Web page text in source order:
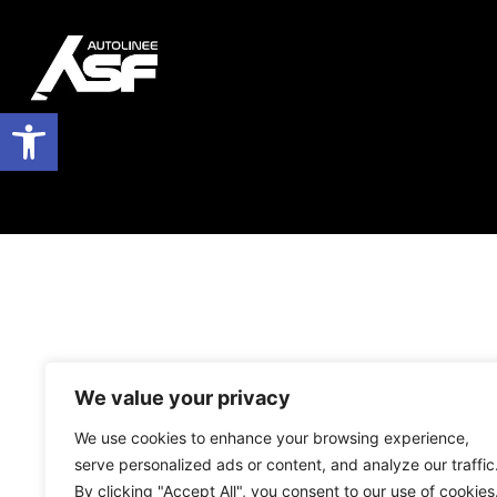
Apri la barra degli strumenti
We value your privacy
We use cookies to enhance your browsing experience,
serve personalized ads or content, and analyze our
By clicking "Accept All", you consent to our use of